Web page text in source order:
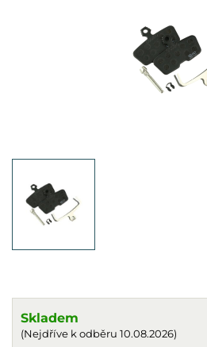
Skladem
(Nejdříve k odběru 10.08.2026)